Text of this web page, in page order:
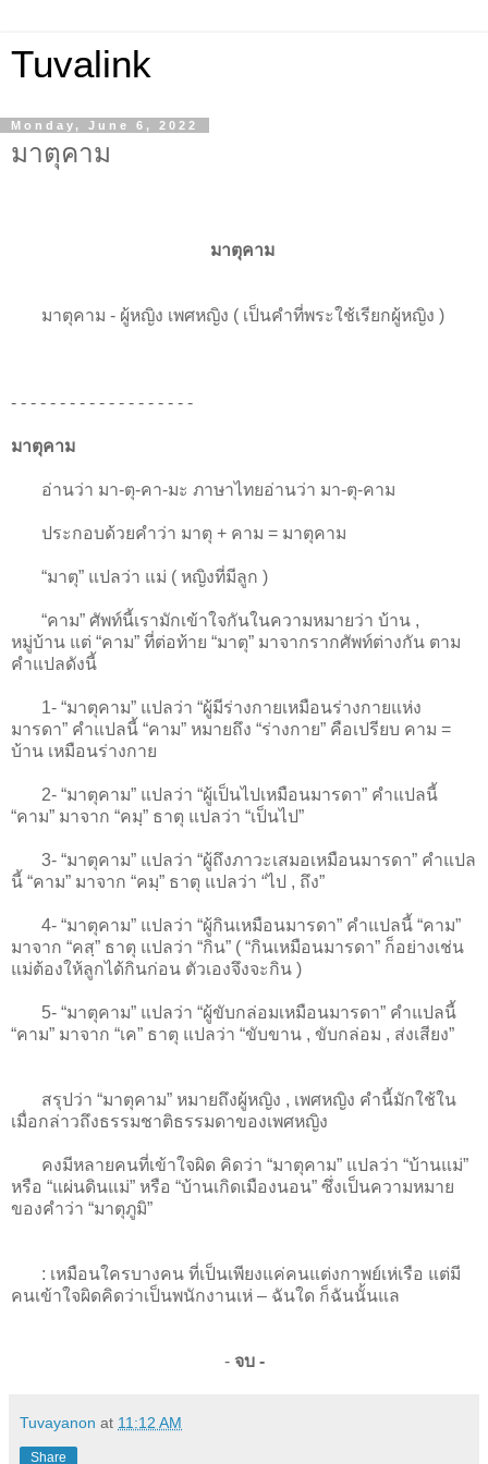
Tuvalink
Monday, June 6, 2022
มาตุคาม
มาตุคาม
มาตุคาม - ผู้หญิง เพศหญิง ( เป็นคำที่พระใช้เรียกผู้หญิง )
- - - - - - - - - - - - - - - - - - -
มาตุคาม
อ่านว่า มา-ตุ-คา-มะ ภาษาไทยอ่านว่า มา-ตุ-คาม
ประกอบด้วยคำว่า มาตุ + คาม = มาตุคาม
“มาตุ” แปลว่า แม่ ( หญิงที่มีลูก )
“คาม” ศัพท์นี้เรามักเข้าใจกันในความหมายว่า บ้าน ,
หมู่บ้าน แต่ “คาม” ที่ต่อท้าย “มาตุ” มาจากรากศัพท์ต่างกัน ตาม
คำแปลดังนี้
1- “มาตุคาม” แปลว่า “ผู้มีร่างกายเหมือนร่างกายแห่ง
มารดา” คำแปลนี้ “คาม” หมายถึง “ร่างกาย” คือเปรียบ คาม =
บ้าน เหมือนร่างกาย
2- “มาตุคาม” แปลว่า “ผู้เป็นไปเหมือนมารดา” คำแปลนี้
“คาม” มาจาก “คมฺ” ธาตุ แปลว่า “เป็นไป”
3- “มาตุคาม” แปลว่า “ผู้ถึงภาวะเสมอเหมือนมารดา” คำแปล
นี้ “คาม” มาจาก “คมฺ” ธาตุ แปลว่า “ไป , ถึง”
4- “มาตุคาม” แปลว่า “ผู้กินเหมือนมารดา” คำแปลนี้ “คาม”
มาจาก “คสฺ” ธาตุ แปลว่า “กิน” ( “กินเหมือนมารดา” ก็อย่างเช่น
แม่ต้องให้ลูกได้กินก่อน ตัวเองจึงจะกิน )
5- “มาตุคาม” แปลว่า “ผู้ขับกล่อมเหมือนมารดา” คำแปลนี้
“คาม” มาจาก “เค” ธาตุ แปลว่า “ขับขาน , ขับกล่อม , ส่งเสียง”
สรุปว่า “มาตุคาม” หมายถึงผู้หญิง , เพศหญิง คำนี้มักใช้ใน
เมื่อกล่าวถึงธรรมชาติธรรมดาของเพศหญิง
คงมีหลายคนที่เข้าใจผิด คิดว่า “มาตุคาม” แปลว่า “บ้านแม่”
หรือ “แผ่นดินแม่” หรือ “บ้านเกิดเมืองนอน” ซึ่งเป็นความหมาย
ของคำว่า “มาตุภูมิ”
: เหมือนใครบางคน ที่เป็นเพียงแค่คนแต่งกาพย์เห่เรือ แต่มี
คนเข้าใจผิดคิดว่าเป็นพนักงานเห่ – ฉันใด ก็ฉันนั้นแล
-จบ -
Tuvayanon at 11:12 AM
Share